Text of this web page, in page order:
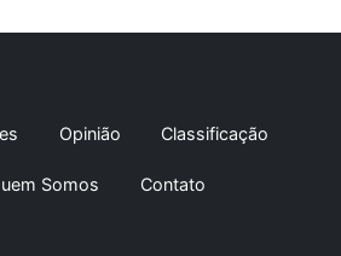
Opinião Classificação
Somos Contato